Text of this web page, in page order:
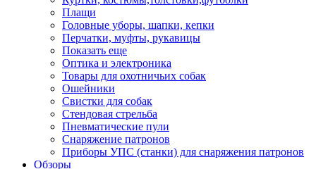
Плащи
Головные уборы, шапки, кепки
Перчатки, муфты, рукавицы
Показать еще
Оптика и электроника
Товары для охотничьих собак
Ошейники
Свистки для собак
Стендовая стрельба
Пневматические пули
Снаряжение патронов
Приборы УПС (станки) для снаряжения патронов
Обзоры